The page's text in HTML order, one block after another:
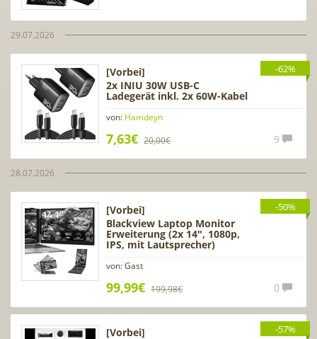
29.07.2026
-62%
[Vorbei]
2x INIU 30W USB-C
Ladegerät inkl. 2x 60W-Kabel
von: Hamdeyn
7,63€ 20,00€ 9
28.07.2026
-50%
[Vorbei]
Blackview Laptop Monitor
Erweiterung (2x 14″, 1080p,
IPS, mit Lautsprecher)
von: Gast
99,99€ 199,98€ 0
-57%
[Vorbei]